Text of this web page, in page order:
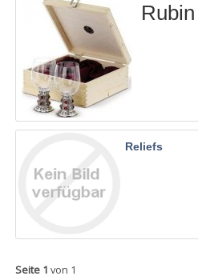
Rubin
Reliefs
Seite 1 von 1